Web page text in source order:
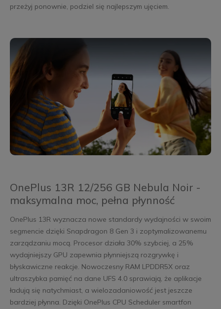
przeżyj ponownie, podziel się najlepszym ujęciem.
OnePlus 13R 12/256 GB Nebula Noir -
maksymalna moc, pełna płynność
OnePlus 13R wyznacza nowe standardy wydajności w swoim
segmencie dzięki Snapdragon 8 Gen 3 i zoptymalizowanemu
zarządzaniu mocą. Procesor działa 30% szybciej, a 25%
wydajniejszy GPU zapewnia płynniejszą rozgrywkę i
błyskawiczne reakcje. Nowoczesny RAM LPDDR5X oraz
ultraszybka pamięć na dane UFS 4.0 sprawiają, że aplikacje
ładują się natychmiast, a wielozadaniowość jest jeszcze
bardziej płynna. Dzięki OnePlus CPU Scheduler smartfon